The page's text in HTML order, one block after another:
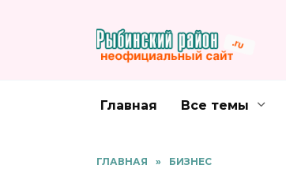
Главная Все темы
ГЛАВНАЯ » БИЗНЕС